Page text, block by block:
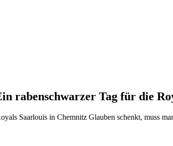
rabenschwarzer Tag für die
Saarlouis in Chemnitz Glauben schenkt, muss